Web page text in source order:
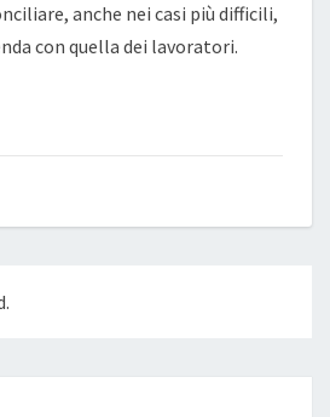
anche nei casi più difficili,
con quella dei lavoratori.